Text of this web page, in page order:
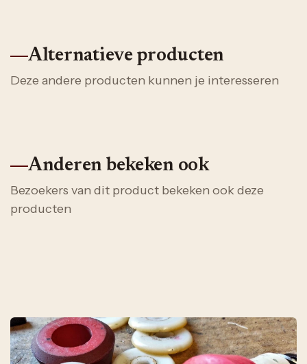
Alternatieve producten
Deze andere producten kunnen je interesseren
Anderen bekeken ook
Bezoekers van dit product bekeken ook deze
producten